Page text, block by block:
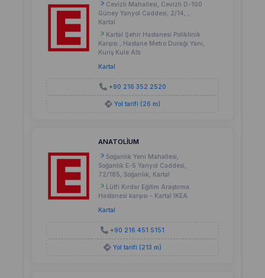
Cevizli Mahallesi, Cevizli D-100
Güney Yanyol Caddesi, 2/14, ,
Kartal
Kartal Şehir Hastanesi Poliklinik
Karşısı , Hastane Metro Durağı Yanı,
Kuriş Kule Altı
Kartal
+90 216 352 2520
Yol tarifi (26 m)
ANATOLİUM
Soğanlık Yeni Mahallesi,
Soğanlık E-5 Yanyol Caddesi,
72/185, Soğanlık, Kartal
Lütfi Kırdar Eğitim Araştırma
Hastanesi karşısı - Kartal IKEA
Kartal
+90 216 451 5151
Yol tarifi (213 m)